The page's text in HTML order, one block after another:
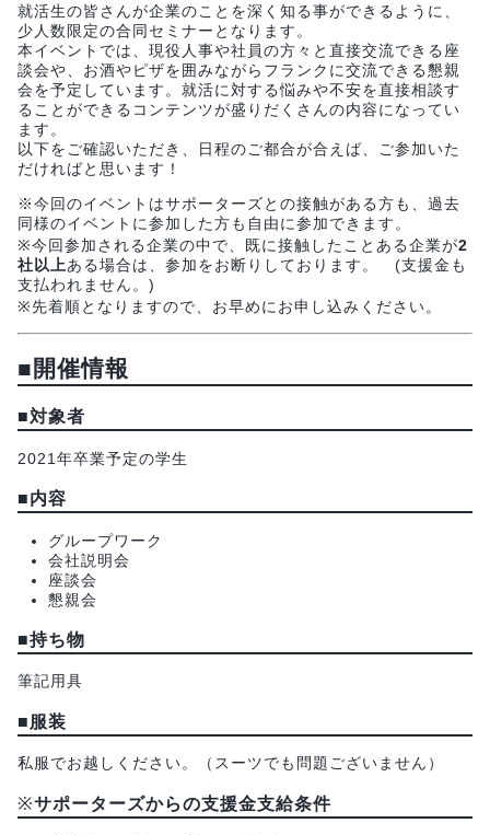
就活生の皆さんが企業のことを深く知る事ができるように、
少人数限定の合同セミナーとなります。
本イベントでは、現役人事や社員の方々と直接交流できる座
談会や、お酒やピザを囲みながらフランクに交流できる懇親
会を予定しています。就活に対する悩みや不安を直接相談す
ることができるコンテンツが盛りだくさんの内容になってい
ます。
以下をご確認いただき、日程のご都合が合えば、ご参加いた
だければと思います！
※今回のイベントはサポーターズとの接触がある方も、過去
同様のイベントに参加した方も自由に参加できます。
※今回参加される企業の中で、既に接触したことある企業が2
社以上ある場合は、参加をお断りしております。 (支援金も
支払われません。)
※先着順となりますので、お早めにお申し込みください。
■ 開催情報
■対象者
2021年卒業予定の学生
■内容
グループワーク
会社説明会
座談会
懇親会
■持ち物
筆記用具
■服装
私服でお越しください。（スーツでも問題ございません）
※サポーターズからの支援金支給条件